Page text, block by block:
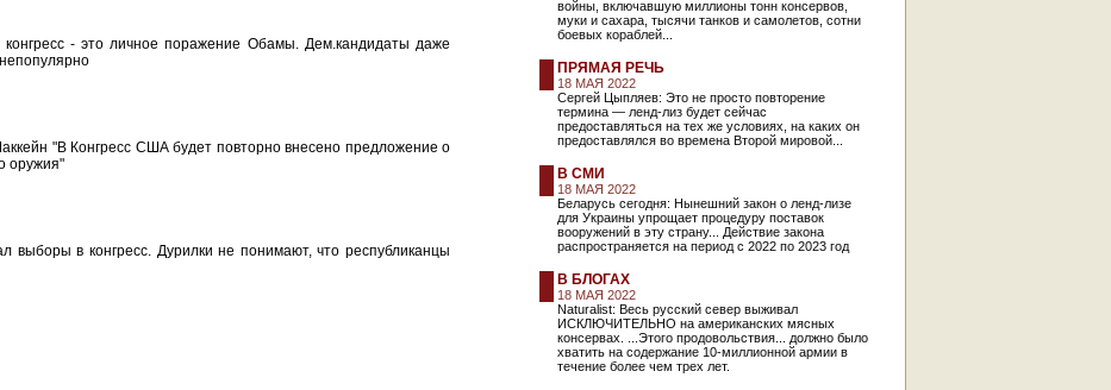
- это личное поражение Обамы. Дем.кандидаты даже
"В Конгресс США будет повторно внесено предложение о
оружия"
выборы в конгресс. Дурилки не понимают, что республиканцы
войны, включавшую миллионы тонн консервов,
муки и сахара, тысячи танков и самолетов, сотни
боевых кораблей...
ПРЯМАЯ РЕЧЬ
18 МАЯ 2022
Сергей Цыпляев: Это не просто повторение
термина — ленд-лиз будет сейчас
предоставляться на тех же условиях, на каких он
предоставлялся во времена Второй мировой...
В СМИ
18 МАЯ 2022
Беларусь сегодня: Нынешний закон о ленд-лизе
для Украины упрощает про­цеду­ру поставок
вооружений в эту страну... Действие закона
распространяется на период с 2022 по 2023 год
В БЛОГАХ
18 МАЯ 2022
Naturalist: Весь русский север выживал
ИСКЛЮЧИТЕЛЬНО на американских мясных
консервах. ...Этого продовольствия... должно было
хватить на содержание 10-миллионной армии в
течение более чем трех лет.